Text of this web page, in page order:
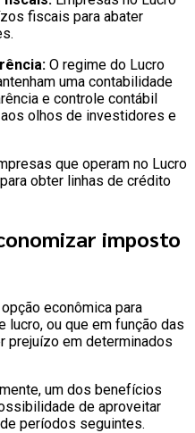
fiscais para abater
O regime do Lucro
uma contabilidade
e controle contábil
olhos de investidores e
que operam no Lucro
obter linhas de crédito
imposto
econômica para
lucro, ou que em função das
prejuízo em determinados
um dos benefícios
de aproveitar
períodos seguintes.